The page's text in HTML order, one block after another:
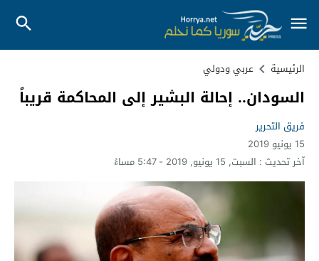
الرئيسية عربي ودولي
السودان.. إحالة البشير إلى المحاكمة قريباً
فريق التحرير
15 يونيو 2019
آخر تحديث : السبت, 15 يونيو, 2019 - 5:47 مساءً